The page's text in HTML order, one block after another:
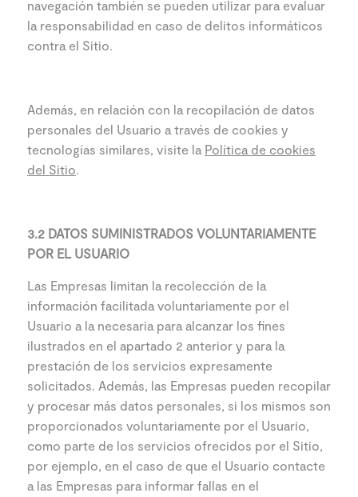
navegación también se pueden utilizar para evaluar
la responsabilidad en caso de delitos informáticos
contra el Sitio.
Además, en relación con la recopilación de datos
personales del Usuario a través de cookies y
tecnologías similares, visite la Política de cookies
del Sitio.
3.2 DATOS SUMINISTRADOS VOLUNTARIAMENTE
POR EL USUARIO
Las Empresas limitan la recolección de la
información facilitada voluntariamente por el
Usuario a la necesaria para alcanzar los fines
ilustrados en el apartado 2 anterior y para la
prestación de los servicios expresamente
solicitados. Además, las Empresas pueden recopilar
y procesar más datos personales, si los mismos son
proporcionados voluntariamente por el Usuario,
como parte de los servicios ofrecidos por el Sitio,
por ejemplo, en el caso de que el Usuario contacte
a las Empresas para informar fallas en el